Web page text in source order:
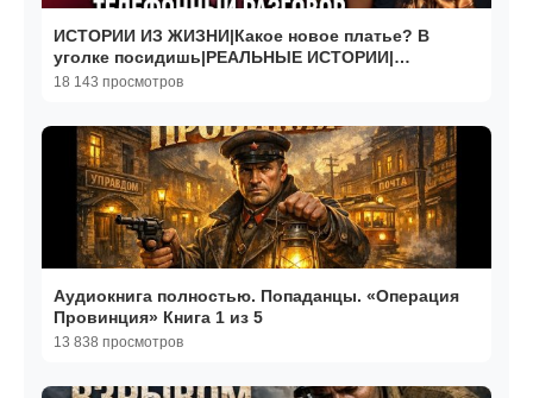
ИСТОРИИ ИЗ ЖИЗНИ|Какое новое платье? В
уголке посидишь|РЕАЛЬНЫЕ ИСТОРИИ|
ЖИЗНЕННЫЕ ИСТОРИИ
18 143 просмотров
Аудиокнига полностью. Попаданцы. «Операция
Провинция» Книга 1 из 5
13 838 просмотров